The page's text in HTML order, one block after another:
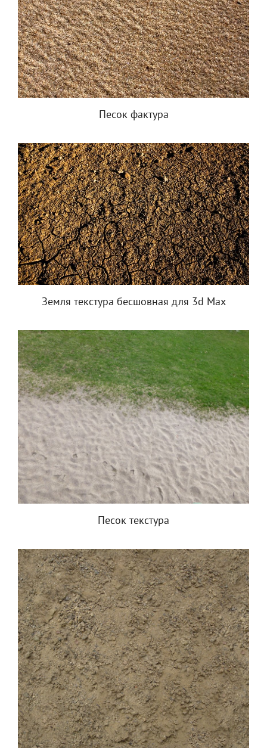
Песок фактура
Земля текстура бесшовная для 3d Max
Песок текстура